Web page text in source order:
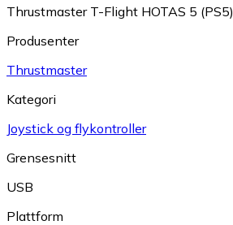
Thrustmaster T-Flight HOTAS 5 (PS5)
Produsenter
Thrustmaster
Kategori
Joystick og flykontroller
Grensesnitt
USB
Plattform